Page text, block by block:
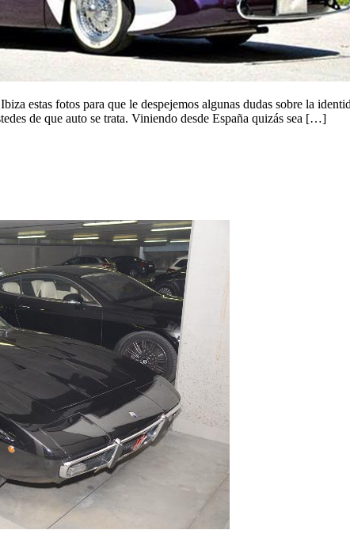
estas fotos para que le despejemos algunas dudas sobre la
de que auto se trata. Viniendo desde España quizás sea […]